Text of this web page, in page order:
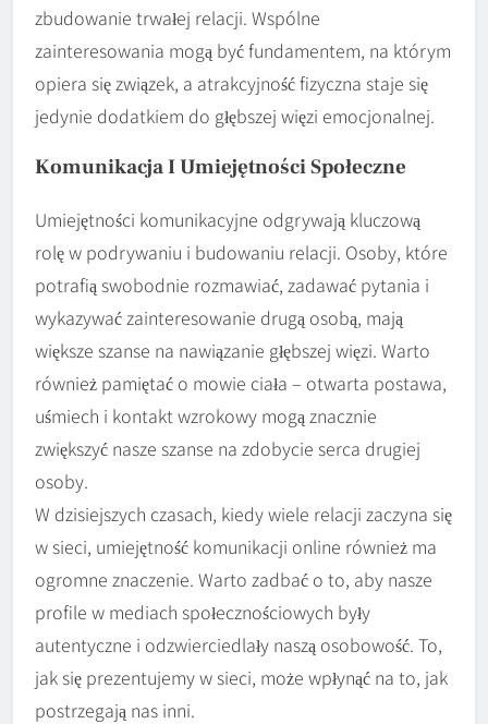
zbudowanie trwałej relacji. Wspólne
zainteresowania mogą być fundamentem, na którym
opiera się związek, a atrakcyjność fizyczna staje się
jedynie dodatkiem do głębszej więzi emocjonalnej.
Komunikacja I Umiejętności Społeczne
Umiejętności komunikacyjne odgrywają kluczową
rolę w podrywaniu i budowaniu relacji. Osoby, które
potrafią swobodnie rozmawiać, zadawać pytania i
wykazywać zainteresowanie drugą osobą, mają
większe szanse na nawiązanie głębszej więzi. Warto
również pamiętać o mowie ciała – otwarta postawa,
uśmiech i kontakt wzrokowy mogą znacznie
zwiększyć nasze szanse na zdobycie serca drugiej
osoby.
W dzisiejszych czasach, kiedy wiele relacji zaczyna się
w sieci, umiejętność komunikacji online również ma
ogromne znaczenie. Warto zadbać o to, aby nasze
profile w mediach społecznościowych były
autentyczne i odzwierciedlały naszą osobowość. To,
jak się prezentujemy w sieci, może wpłynąć na to, jak
postrzegają nas inni.